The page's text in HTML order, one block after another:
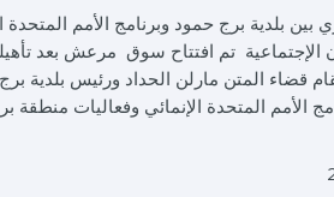
بين بلدية برج حمود وبرنامج الأمم المتحدة
الإجتماعية تم افتتاح سوق مرعش بعد
قضاء المتن مارلن الحداد ورئيس
المتحدة الإنمائي وفعاليات منطقة برج حمود